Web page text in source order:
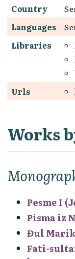
Country
Languages
Libraries
Urls
Works
Pesme I
Pisma iz
Đul
Fati-